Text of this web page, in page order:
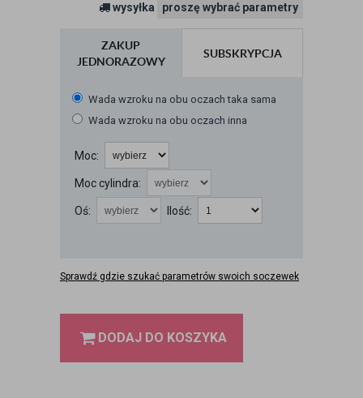
wysyłka proszę wybrać parametry
ZAKUP
JEDNORAZOWY
SUBSKRYPCJA
Wada wzroku na obu oczach taka sama
Wada wzroku na obu oczach inna
Moc:
Moc cylindra:
Oś: Ilość:
Sprawdź gdzie szukać parametrów swoich soczewek
DODAJ DO KOSZYKA